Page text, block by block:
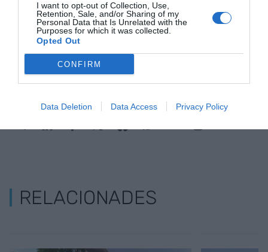
I want to opt-out of Collection, Use,
Retention, Sale, and/or Sharing of my
Personal Data that Is Unrelated with the
Purposes for which it was collected.
Opted Out
CONFIRM
Data Deletion Data Access Privacy Policy
Afegir VIA Empresa com a font preferida de
Google de forma gratuïta
Estigues informat amb les últimes notícies d'actualitat
ACTIVAR ARA
RELACIONADES